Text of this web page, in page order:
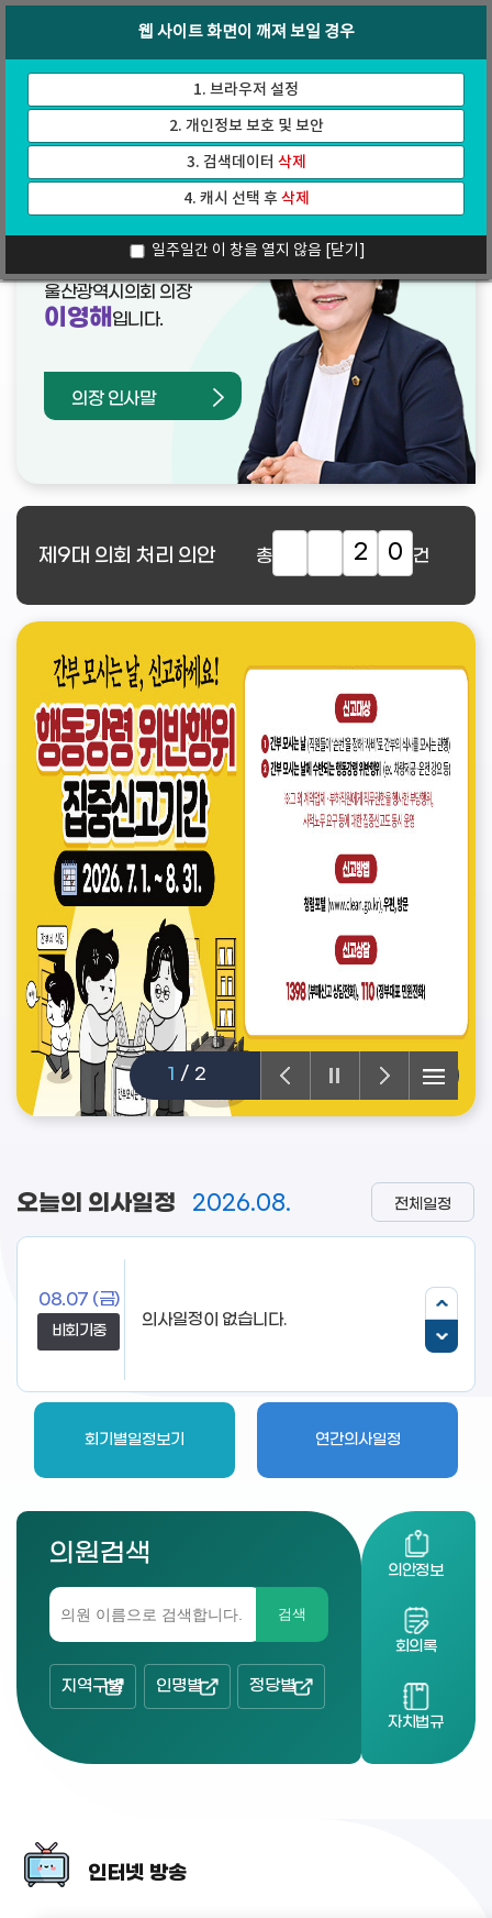
가
기
인터넷방송
웹 사이트 화면이 깨져 보일 경우
1. 브라우저 설정
2. 개인정보 보호 및 보안
3. 검색데이터 삭제
4. 캐시 선택 후삭제
일주일간 이 창을 열지 않음 [닫기]
1 / 2
열린의장실
울산광역시의회 의장
이영해 입니다.
의장 인사말
제9대 의회 처리 의안 총 2 0 건
오늘의 의사일정 2026.08.
08.07 (금)
비회기중
회기별일정보기 연간의사일정
전체일정
의원검색
검색
지역구별 인명별 정당별
의안정보
회의록
자치법규
인터넷 방송